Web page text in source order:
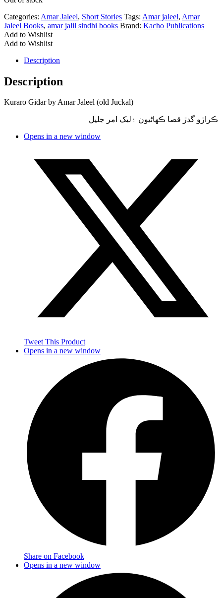
Categories: Amar Jaleel, Short Stories Tags: Amar jaleel, Amar
Jaleel Books, amar jalil sindhi books Brand: Kacho Publications
Add to Wishlist
Add to Wishlist
Description
Description
Kuraro Gidar by Amar Jaleel (old Juckal)
ڪراڙو گدڙ قصا ڪهاڻيون ۽ليک امر جلیل
Opens in a new window
Tweet This Product
Opens in a new window
Share on Facebook
Opens in a new window